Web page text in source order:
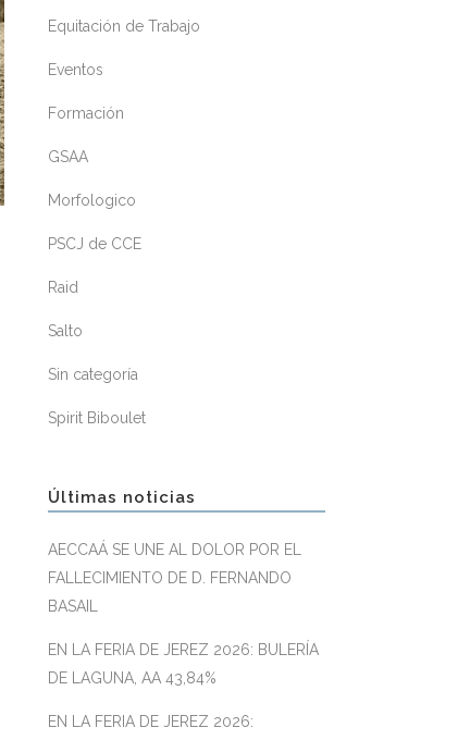
Equitación de Trabajo
Eventos
Formación
GSAA
Morfologico
PSCJ de CCE
Raid
Salto
Sin categoría
Spirit Biboulet
Últimas noticias
AECCAÁ SE UNE AL DOLOR POR EL
FALLECIMIENTO DE D. FERNANDO
BASAIL
EN LA FERIA DE JEREZ 2026: BULERÍA
DE LAGUNA, AA 43,84%
EN LA FERIA DE JEREZ 2026: